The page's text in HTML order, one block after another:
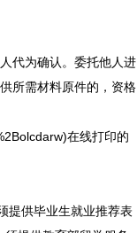
代为确认。委托他人进
所需材料原件的，资格
在线打印的
提供毕业生就业推荐表